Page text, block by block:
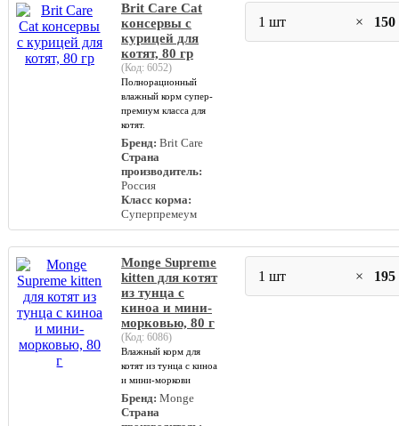
Brit Care Cat
консервы с
курицей для
котят, 80 гр
(Код: 6052)
Полнорационный
влажный корм супер-
премиум класса для
котят.
Бренд: Brit Care
Страна
производитель:
Россия
Класс корма:
Суперпремеум
1 шт ×
Monge Supreme
kitten для котят
из тунца с
киноа и мини-
морковью, 80 г
(Код: 6086)
Влажный корм для
котят из тунца с киноа
и мини-моркови
Бренд: Monge
Страна
1 шт ×